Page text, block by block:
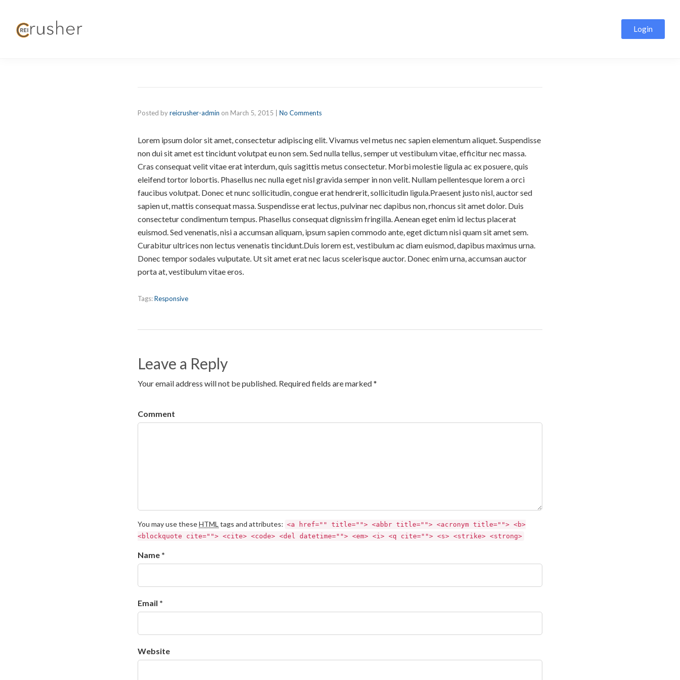
Login
Posted byreicrusher-admin on March 5, 2015 No Comments
Lorem ipsum dolor sit amet, consectetur adipiscing elit. Vivamus vel metus nec sapien elementum aliquet. Suspendisse
non dui sit amet est tincidunt volutpat eu non sem. Sed nulla tellus, semper ut vestibulum vitae, efficitur nec massa.
Cras consequat velit vitae erat interdum, quis sagittis metus consectetur. Morbi molestie ligula ac ex posuere, quis
eleifend tortor lobortis. Phasellus nec nulla eget nisl gravida semper in non velit. Nullam pellentesque lorem a orci
faucibus volutpat. Donec et nunc sollicitudin, congue erat hendrerit, sollicitudin ligula.Praesent justo nisl, auctor sed
sapien ut, mattis consequat massa. Suspendisse erat lectus, pulvinar nec dapibus non, rhoncus sit amet dolor. Duis
consectetur condimentum tempus. Phasellus consequat dignissim fringilla. Aenean eget enim id lectus placerat
euismod. Sed venenatis, nisi a accumsan aliquam, ipsum sapien commodo ante, eget dictum nisi quam sit amet sem.
Curabitur ultrices non lectus venenatis tincidunt.Duis lorem est, vestibulum ac diam euismod, dapibus maximus urna.
Donec tempor sodales vulputate. Ut sit amet erat nec lacus scelerisque auctor. Donec enim urna, accumsan auctor
porta at, vestibulum vitae eros.
Tags:Responsive
Leave a Reply
Your email address will not be published. Required fields are marked *
Comment
You may use theseHTML tags and attributes: <a href="" title=""> <abbr title=""> <acronym title=""> <b>
<blockquote cite=""> <cite> <code> <del datetime=""> <em> <i> <q cite=""> <s> <strike> <strong>
Name *
Email *
Website